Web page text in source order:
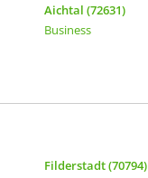
Aichtal (72631)
Business
Filderstadt (70794)